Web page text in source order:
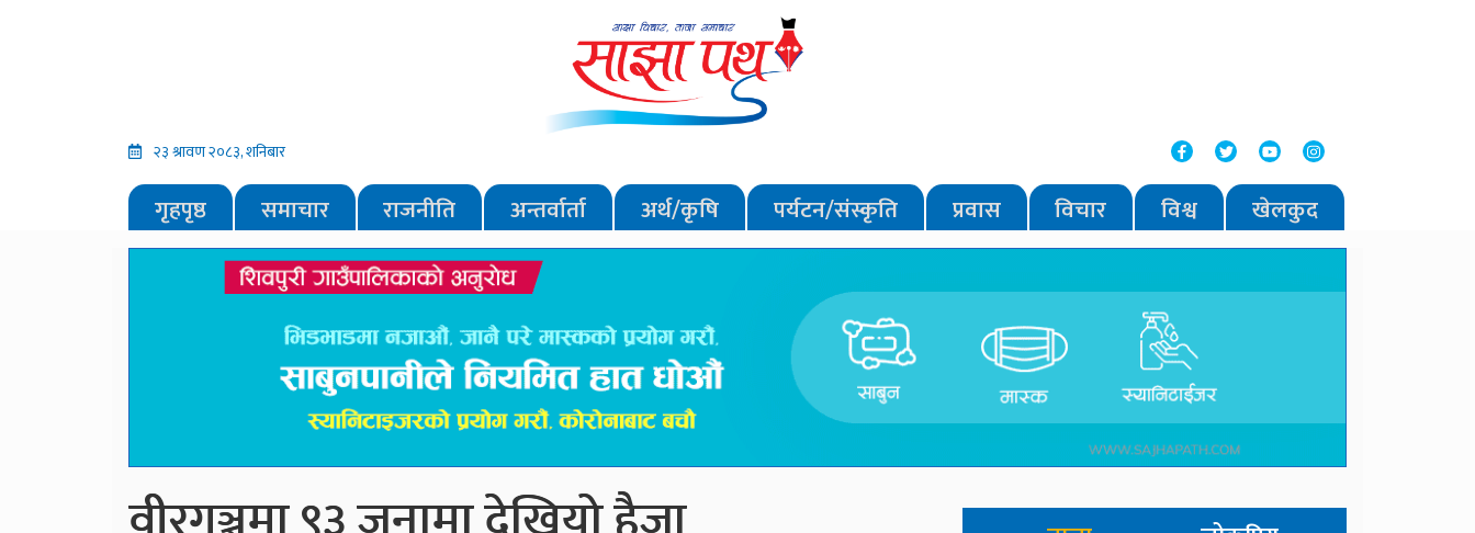
२३ श्रावण २०८३, शनिबार
गृहपृष्ठ समाचार राजनीति अन्तर्वार्ता अर्थ/कृषि पर्यटन/संस्कृति प्रवास विचार विश्व खेलकुद